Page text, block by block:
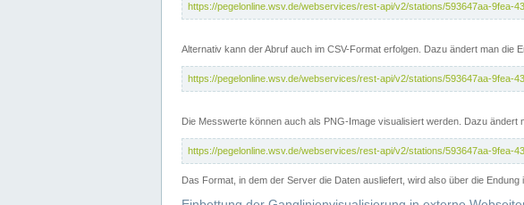
https://pegelonline.wsv.de/webservices/rest-api/v2/stations/593647aa-9fea-
Alternativ kann der Abruf auch im CSV-Format erfolgen. Dazu ändert man die
https://pegelonline.wsv.de/webservices/rest-api/v2/stations/593647aa-9fea-
Die Messwerte können auch als PNG-Image visualisiert werden. Dazu ändert
https://pegelonline.wsv.de/webservices/rest-api/v2/stations/593647aa-9fea-
Das Format, in dem der Server die Daten ausliefert, wird also über die Endung